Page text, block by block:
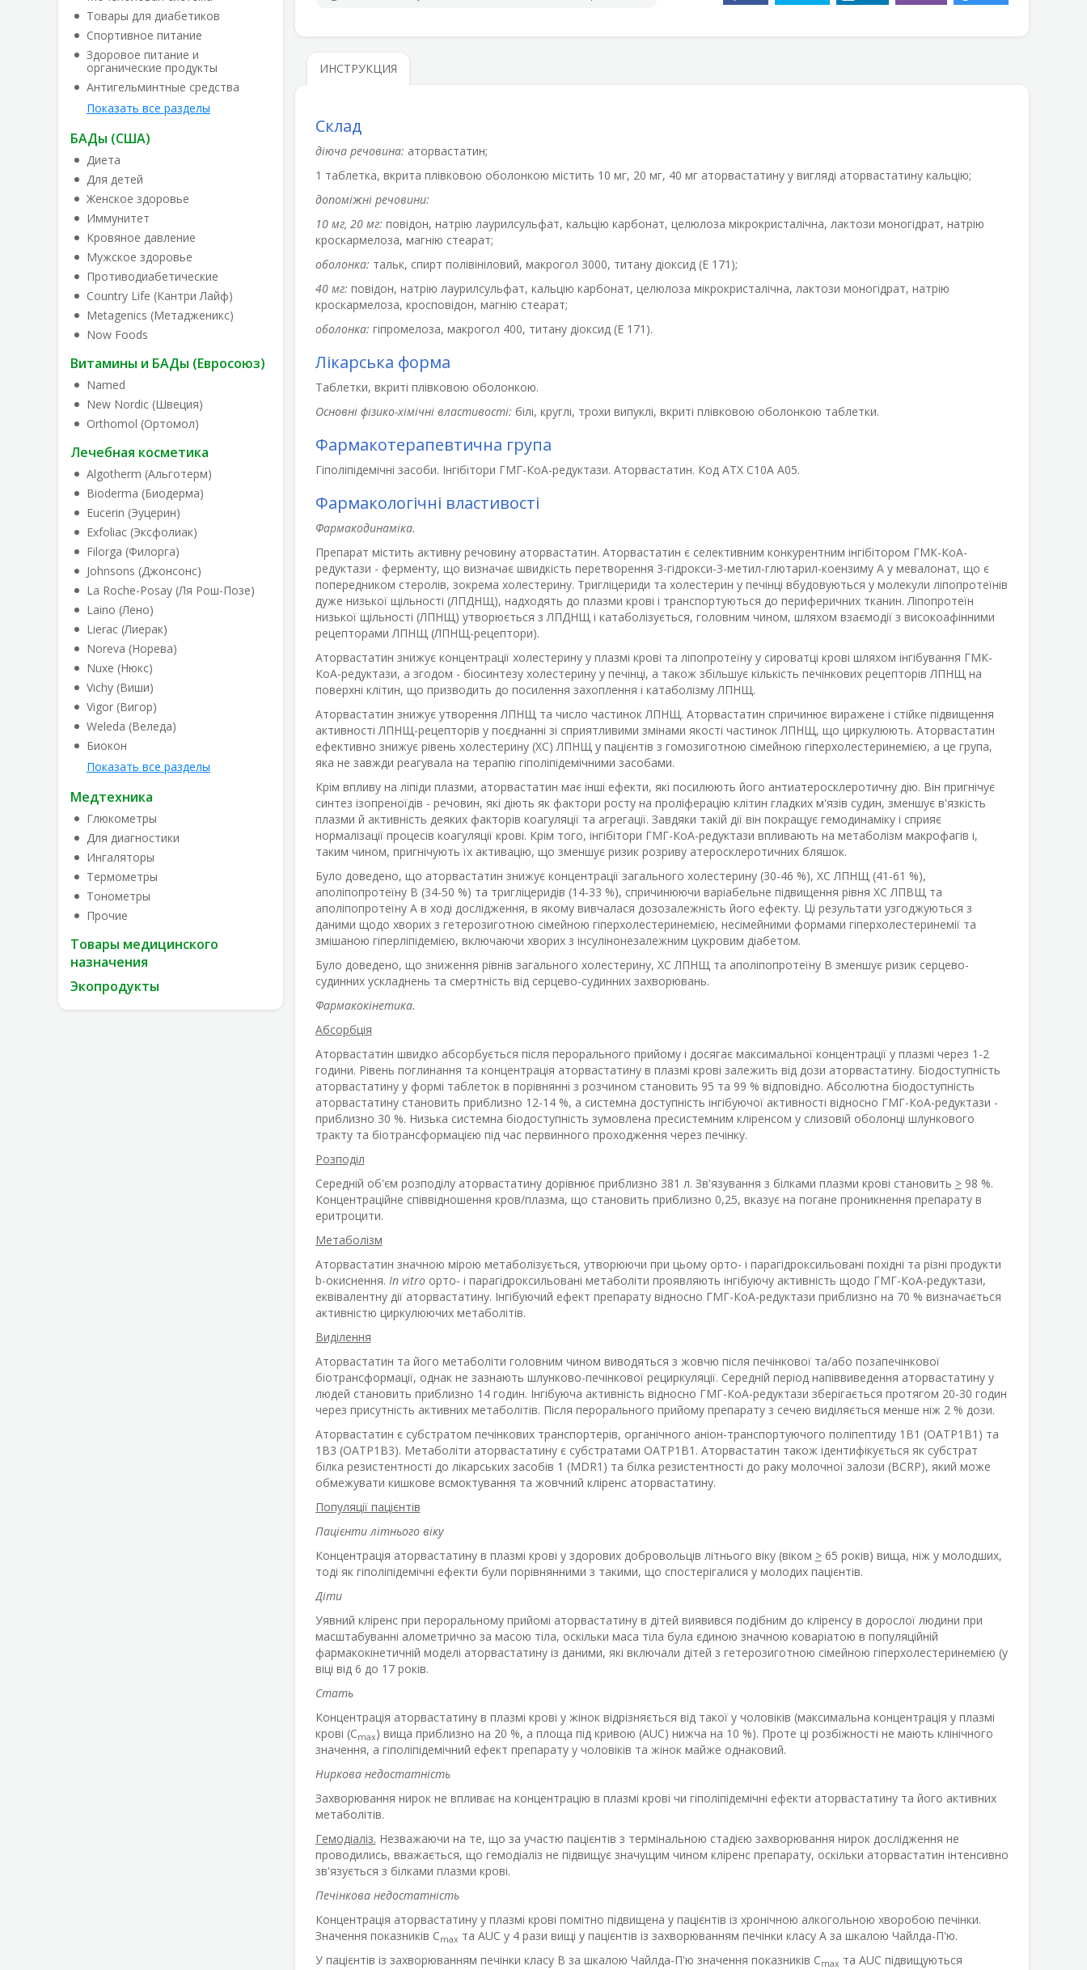
Товары для диабетиков
Спортивное питание
Здоровое питание и
органические продукты
Антигельминтные средства
Показать все разделы
БАДы (США)
Диета
Для детей
Женское здоровье
Иммунитет
Кровяное давление
Мужское здоровье
Противодиабетические
Country Life (Кантри Лайф)
Metagenics (Метадженикс)
Now Foods
Витамины и БАДы (Евросоюз)
Named
New Nordic (Швеция)
Orthomol (Ортомол)
Лечебная косметика
Algotherm (Альготерм)
Bioderma (Биодерма)
Eucerin (Эуцерин)
Exfoliac (Эксфолиак)
Filorga (Филорга)
Johnsons (Джонсонс)
La Roche-Posay (Ля Рош-Позе)
Laino (Лено)
Lierac (Лиерак)
Noreva (Норева)
Nuxe (Нюкс)
Vichy (Виши)
Vigor (Вигор)
Weleda (Веледа)
Биокон
Показать все разделы
Медтехника
Глюкометры
Для диагностики
Ингаляторы
Термометры
Тонометры
Прочие
Товары медицинского
назначения
Экопродукты
ИНСТРУКЦИЯ
Склад
діюча речовина: аторвастатин;
1 таблетка, вкрита плівковою оболонкою містить 10 мг, 20 мг, 40 мг аторвастатину у вигляді аторвастатину кальцію;
допоміжні речовини:
10 мг, 20 мг: повідон, натрію лаурилсульфат, кальцію карбонат, целюлоза мікрокристалічна, лактози моногідрат, натрію
кроскармелоза, магнію стеарат;
оболонка: тальк, спирт полівініловий, макрогол 3000, титану діоксид (Е 171);
40 мг: повідон, натрію лаурилсульфат, кальцію карбонат, целюлоза мікрокристалічна, лактози моногідрат, натрію
кроскармелоза, кросповідон, магнію стеарат;
оболонка: гіпромелоза, макрогол 400, титану діоксид (Е 171).
Лікарська форма
Таблетки, вкриті плівковою оболонкою.
Основні фізико-хімічні властивості: білі, круглі, трохи випуклі, вкриті плівковою оболонкою таблетки.
Фармакотерапевтична група
Гіполіпідемічні засоби. Інгібітори ГМГ-КоА-редуктази. Аторвастатин. Код АТХ С10А А05.
Фармакологічні властивості
Фармакодинаміка.
Препарат містить активну речовину аторвастатин. Аторвастатин є селективним конкурентним інгібітором ГМК-КоА-
редуктази - ферменту, що визначає швидкість перетворення 3-гідрокси-3-метил-глютарил-коензиму A у мевалонат, що є
попередником стеролів, зокрема холестерину. Тригліцериди та холестерин у печінці вбудовуються у молекули ліпопротеїнів
дуже низької щільності (ЛПДНЩ), надходять до плазми крові і транспортуються до периферичних тканин. Ліпопротеїн
низької щільності (ЛПНЩ) утворюється з ЛПДНЩ і катаболізується, головним чином, шляхом взаємодії з високоафінними
рецепторами ЛПНЩ (ЛПНЩ-рецептори).
Аторвастатин знижує концентрації холестерину у плазмі крові та ліпопротеїну у сироватці крові шляхом інгібування ГМК-
КоА-редуктази, а згодом - біосинтезу холестерину у печінці, а також збільшує кількість печінкових рецепторів ЛПНЩ на
поверхні клітин, що призводить до посилення захоплення і катаболізму ЛПНЩ.
Аторвастатин знижує утворення ЛПНЩ та число частинок ЛПНЩ. Аторвастатин спричинює виражене і стійке підвищення
активності ЛПНЩ-рецепторів у поєднанні зі сприятливими змінами якості частинок ЛПНЩ, що циркулюють. Аторвастатин
ефективно знижує рівень холестерину (ХС) ЛПНЩ у пацієнтів з гомозиготною сімейною гіперхолестеринемією, а це група,
яка не завжди реагувала на терапію гіполіпідемічними засобами.
Крім впливу на ліпіди плазми, аторвастатин має інші ефекти, які посилюють його антиатеросклеротичну дію. Він пригнічує
синтез ізопреноїдів - речовин, які діють як фактори росту на проліферацію клітин гладких м'язів судин, зменшує в'язкість
плазми й активність деяких факторів коагуляції та агрегації. Завдяки такій дії він покращує гемодинаміку і сприяє
нормалізації процесів коагуляції крові. Крім того, інгібітори ГМГ-КоА-редуктази впливають на метаболізм макрофагів і,
таким чином, пригнічують їх активацію, що зменшує ризик розриву атеросклеротичних бляшок.
Було доведено, що аторвастатин знижує концентрації загального холестерину (30-46 %), ХС ЛПНЩ (41-61 %),
аполіпопротеїну B (34-50 %) та тригліцеридів (14-33 %), спричинюючи варіабельне підвищення рівня ХС ЛПВЩ та
аполіпопротеїну А в ході дослідження, в якому вивчалася дозозалежність його ефекту. Ці результати узгоджуються з
даними щодо хворих з гетерозиготною сімейною гіперхолестеринемією, несімейними формами гіперхолестеринемії та
змішаною гіперліпідемією, включаючи хворих з інсулінонезалежним цукровим діабетом.
Було доведено, що зниження рівнів загального холестерину, ХС ЛПНЩ та аполіпопротеїну B зменшує ризик серцево-
судинних ускладнень та смертність від серцево-судинних захворювань.
Фармакокінетика.
Абсорбція
Аторвастатин швидко абсорбується після перорального прийому і досягає максимальної концентрації у плазмі через 1-2
години. Рівень поглинання та концентрація аторвастатину в плазмі крові залежить від дози аторвастатину. Біодоступність
аторвастатину у формі таблеток в порівнянні з розчином становить 95 та 99 % відповідно. Абсолютна біодоступність
аторвастатину становить приблизно 12-14 %, а системна доступність інгібуючої активності відносно ГМГ-КоА-редуктази -
приблизно 30 %. Низька системна біодоступність зумовлена пресистемним кліренсом у слизовій оболонці шлункового
тракту та біотрансформацією під час первинного проходження через печінку.
Розподіл
Середній об'єм розподілу аторвастатину дорівнює приблизно 381 л. Зв'язування з білками плазми крові становить >98 %.
Концентраційне співвідношення кров/плазма, що становить приблизно 0,25, вказує на погане проникнення препарату в
еритроцити.
Метаболізм
Аторвастатин значною мірою метаболізується, утворюючи при цьому орто- і парагідроксильовані похідні та різні продукти
b-окиснення. In vitroорто- і парагідроксильовані метаболіти проявляють інгібуючу активність щодо ГМГ-КоА-редуктази,
еквівалентну дії аторвастатину. Інгібуючий ефект препарату відносно ГМГ-КоА-редуктази приблизно на 70 % визначається
активністю циркулюючих метаболітів.
Виділення
Аторвастатин та його метаболіти головним чином виводяться з жовчю після печінкової та/або позапечінкової
біотрансформації, однак не зазнають шлунково-печінкової рециркуляції. Середній період напіввиведення аторвастатину у
людей становить приблизно 14 годин. Інгібуюча активність відносно ГМГ-КоА-редуктази зберігається протягом 20-30 годин
через присутність активних метаболітів. Після перорального прийому препарату з сечею виділяється менше ніж 2 % дози.
Аторвастатин є субстратом печінкових транспортерів, органічного аніон-транспортуючого поліпептиду 1B1 (OATP1B1) та
1B3 (OATP1B3). Метаболіти аторвастатину є субстратами OATP1B1. Аторвастатин також ідентифікується як субстрат
білка резистентності до лікарських засобів 1 (MDR1) та білка резистентності до раку молочної залози (BCRP), який може
обмежувати кишкове всмоктування та жовчний кліренс аторвастатину.
Популяції пацієнтів
Пацієнти літнього віку
Концентрація аторвастатину в плазмі крові у здорових добровольців літнього віку (віком >65 років) вища, ніж у молодших,
тоді як гіполіпідемічні ефекти були порівнянними з такими, що спостерігалися у молодих пацієнтів.
Діти
Уявний кліренс при пероральному прийомі аторвастатину в дітей виявився подібним до кліренсу в дорослої людини при
масштабуванні алометрично за масою тіла, оскільки маса тіла була єдиною значною коваріатою в популяційній
фармакокінетичній моделі аторвастатину із даними, які включали дітей з гетерозиготною сімейною гіперхолестеринемією (у
віці від 6 до 17 років.
Стать
Концентрація аторвастатину в плазмі крові у жінок відрізняється від такої у чоловіків (максимальна концентрація у плазмі
крові (Cmax) вища приблизно на 20 %, а площа під кривою (AUC) нижча на 10 %). Проте ці розбіжності не мають клінічного
значення, а гіполіпідемічний ефект препарату у чоловіків та жінок майже однаковий.
Ниркова недостатність
Захворювання нирок не впливає на концентрацію в плазмі крові чи гіполіпідемічні ефекти аторвастатину та його активних
метаболітів.
Гемодіаліз. Незважаючи на те, що за участю пацієнтів з термінальною стадією захворювання нирок дослідження не
проводились, вважається, що гемодіаліз не підвищує значущим чином кліренс препарату, оскільки аторвастатин інтенсивно
зв'язується з білками плазми крові.
Печінкова недостатність
Концентрація аторвастатину у плазмі крові помітно підвищена у пацієнтів із хронічною алкогольною хворобою печінки.
Значення показників Cmax та AUC у 4 рази вищі у пацієнтів із захворюванням печінки класу А за шкалою Чайлда-П'ю.
У пацієнтів із захворюванням печінки класу В за шкалою Чайлда-П'ю значення показників Cmax та AUC підвищуються